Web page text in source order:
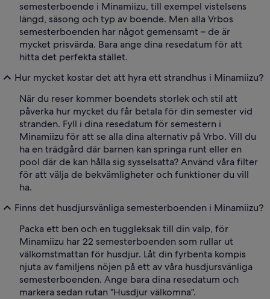
semesterboende i Minamiizu, till exempel vistelsens
längd, säsong och typ av boende. Men alla Vrbos
semesterboenden har något gemensamt – de är
mycket prisvärda. Bara ange dina resedatum för att
hitta det perfekta stället.
Hur mycket kostar det att hyra ett strandhus i Minamiizu?
När du reser kommer boendets storlek och stil att
påverka hur mycket du får betala för din semester vid
stranden. Fyll i dina resedatum för semestern i
Minamiizu för att se alla dina alternativ på Vrbo. Vill du
ha en trädgård där barnen kan springa runt eller en
pool där de kan hålla sig sysselsatta? Använd våra filter
för att välja de bekvämligheter och funktioner du vill
ha.
Finns det husdjursvänliga semesterboenden i Minamiizu?
Packa ett ben och en tuggleksak till din valp, för
Minamiizu har 22 semesterboenden som rullar ut
välkomstmattan för husdjur. Låt din fyrbenta kompis
njuta av familjens nöjen på ett av våra husdjursvänliga
semesterboenden. Ange bara dina resedatum och
markera sedan rutan "Husdjur välkomna".